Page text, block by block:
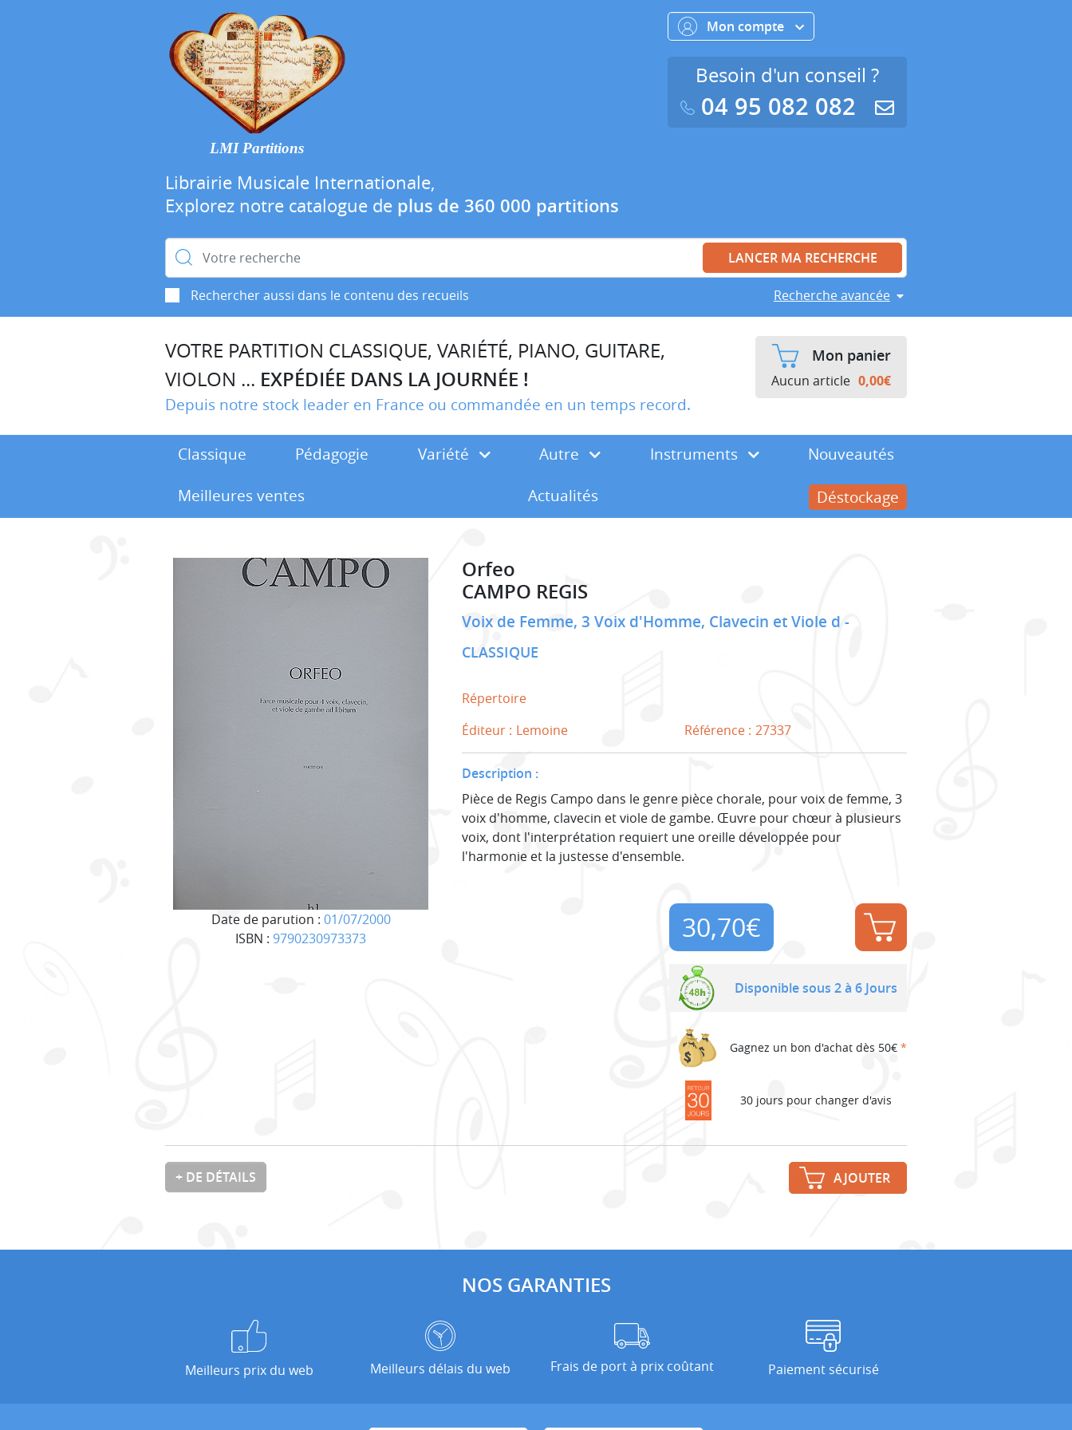
LMI Partitions
Librairie Musicale Internationale,
Explorez notre catalogue de plus de 360 000 partitions
Rechercher :
Rechercher aussi dans le contenu des recueils Recherche avancée
Mon compte
Besoin d'un conseil ?
04 95 082 082
VOTRE PARTITION CLASSIQUE, VARIÉTÉ, PIANO, GUITARE,
VIOLON ... EXPÉDIÉE DANS LA JOURNÉE !
Depuis notre stock leader en France ou commandée en un temps record.
Mon panier
Aucun article 0,00€
Classique Pédagogie Variété Autre Instruments
Nouveautés
Meilleures ventes
Actualités Déstockage
Date de parution : 01/07/2000
ISBN : 9790230973373
Orfeo
CAMPO REGIS
Voix de Femme, 3 Voix d'Homme, Clavecin et Viole d
CLASSIQUE
Répertoire
Éditeur : Lemoine Référence : 27337
Description :
Pièce de Regis Campo dans le genre pièce chorale, pour voix de femme, 3
voix d'homme, clavecin et viole de gambe. Œuvre pour chœur à plusieurs
voix, dont l'interprétation requiert une oreille développée pour
l'harmonie et la justesse d'ensemble.
30,70€
Disponible sous 2 à 6 Jours
Gagnez un bon d'achat dès 50€ *
30 jours pour changer d'avis
+ DE DÉTAILS AJOUTER
NOS GARANTIES
Meilleurs prix du web Meilleurs délais du web Frais de port à prix coûtant Paiement sécurisé